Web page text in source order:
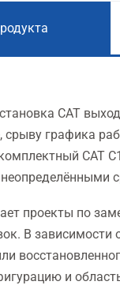
CAT
графика
CAT
проекты по
В
и